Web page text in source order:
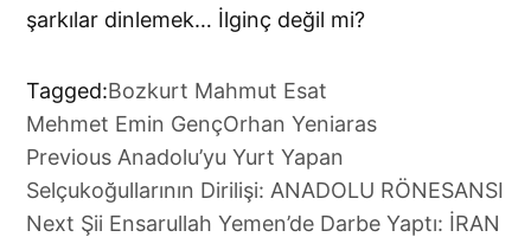
şarkılar dinlemek… İlginç değil mi?
Tagged:Bozkurt Mahmut Esat
Mehmet Emin GençOrhan Yeniaras
Yazı
gezinmesi
Previous Anadolu’yu Yurt Yapan
Selçukoğullarının Dirilişi: ANADOLU RÖNESANSI
Next Şii Ensarullah Yemen’de Darbe Yaptı: İRAN